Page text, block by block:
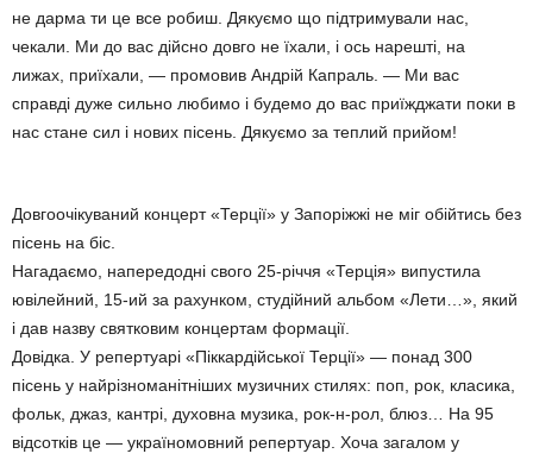
не дарма ти це все робиш. Дякуємо що підтримували нас,
чекали. Ми до вас дійсно довго не їхали, і ось нарешті, на
лижах, приїхали, — промовив Андрій Капраль. — Ми вас
справді дуже сильно любимо і будемо до вас приїжджати поки в
нас стане сил і нових пісень. Дякуємо за теплий прийом!
Довгоочікуваний концерт «Терції» у Запоріжжі не міг обійтись без
пісень на біс.
Нагадаємо, напередодні свого 25-річчя «Терція» випустила
ювілейний, 15-ий за рахунком, студійний альбом «Лети…», який
і дав назву святковим концертам формації.
Довідка. У репертуарі «Піккардійської Терції» — понад 300
пісень у найрізноманітніших музичних стилях: поп, рок, класика,
фольк, джаз, кантрі, духовна музика, рок-н-рол, блюз… На 95
відсотків це — україномовний репертуар. Хоча загалом у